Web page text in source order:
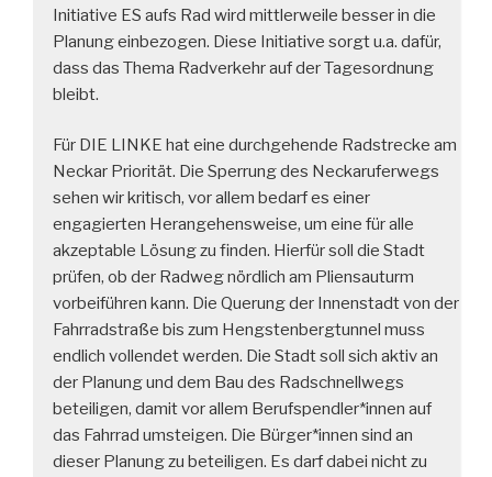
Initiative ES aufs Rad wird mittlerweile besser in die
Planung einbezogen. Diese Initiative sorgt u.a. dafür,
dass das Thema Radverkehr auf der Tagesordnung
bleibt.
Für DIE LINKE hat eine durchgehende Radstrecke am
Neckar Priorität. Die Sperrung des Neckaruferwegs
sehen wir kritisch, vor allem bedarf es einer
engagierten Herangehensweise, um eine für alle
akzeptable Lösung zu finden. Hierfür soll die Stadt
prüfen, ob der Radweg nördlich am Pliensauturm
vorbeiführen kann. Die Querung der Innenstadt von der
Fahrradstraße bis zum Hengstenbergtunnel muss
endlich vollendet werden. Die Stadt soll sich aktiv an
der Planung und dem Bau des Radschnellwegs
beteiligen, damit vor allem Berufspendler*innen auf
das Fahrrad umsteigen. Die Bürger*innen sind an
dieser Planung zu beteiligen. Es darf dabei nicht zu